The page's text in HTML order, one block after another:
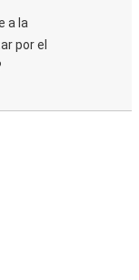
a la
por el